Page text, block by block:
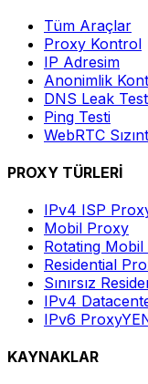
Tüm Araçlar
Proxy Kontrol
IP Adresim
Anonimlik
DNS Leak
Ping Testi
WebRTC
PROXY TÜRLERİ
IPv4 ISP
Mobil Proxy
Rotating
Residential
Sınırsız
IPv4
IPv6 Proxy
KAYNAKLAR